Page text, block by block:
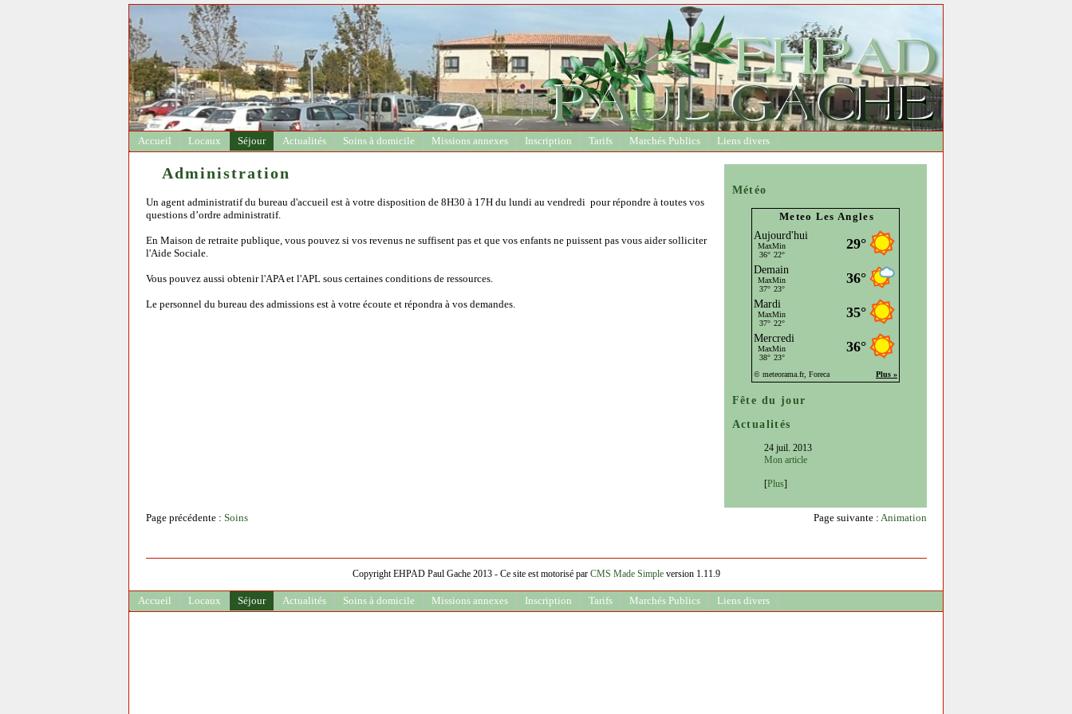
Accueil Locaux Séjour Actualités Soins à domicile Missions annexes Inscription Tarifs Marchés Publics Liens divers
Météo
Meteo Les Angles
Fête du jour
Actualités
24 juil. 2013
Mon article
[Plus]
Administration
Un agent administratif du bureau d'accueil est à votre disposition de 8H30 à 17H du lundi au vendredi pour répondre à toutes vos
questions d’ordre administratif.
En Maison de retraite publique, vous pouvez si vos revenus ne suffisent pas et que vos enfants ne puissent pas vous aider solliciter
l'Aide Sociale.
Vous pouvez aussi obtenir l'APA et l'APL sous certaines conditions de ressources.
Le personnel du bureau des admissions est à votre écoute et répondra à vos demandes.
Page suivante : Animation
Page précédente : Soins
Copyright EHPAD Paul Gache 2013 - Ce site est motorisé par CMS Made Simpleversion 1.11.9
Accueil Locaux Séjour Actualités Soins à domicile Missions annexes Inscription Tarifs Marchés Publics Liens divers